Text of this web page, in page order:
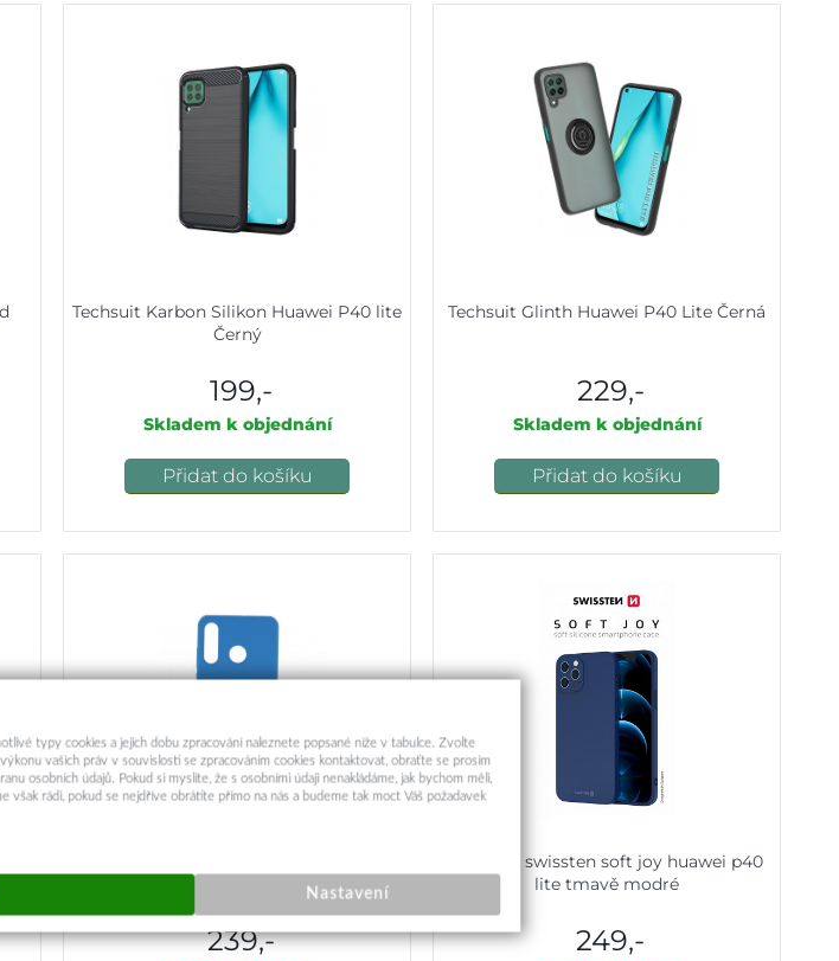
Techsuit Karbon Silikon Huawei P40 lite
Černý
199,-
Skladem k objednání
Přidat do košíku
Techsuit Glinth Huawei P40 Lite Černá
229,-
Skladem k objednání
Přidat do košíku
huawei p40 lite modré
239,-
Pouzdro swissten soft joy huawei p40
lite tmavě modré
249,-
typy cookies a jejich dobu zpracování naleznete popsané níže v tabulce. Zvolte
vašich práv v souvislosti se zpracováním cookies kontaktovat, obraťte se prosím
osobních údajů. Pokud si myslíte, že s osobními údaji nenakládáme, jak bychom měli,
rádi, pokud se nejdříve obrátíte přímo na nás a budeme tak moct Váš požadavek
Nastavení